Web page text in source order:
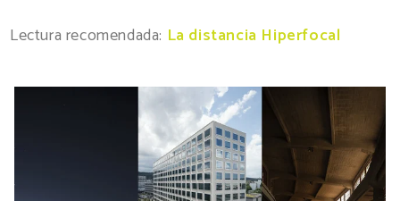
Lectura recomendada: La distancia Hiperfocal